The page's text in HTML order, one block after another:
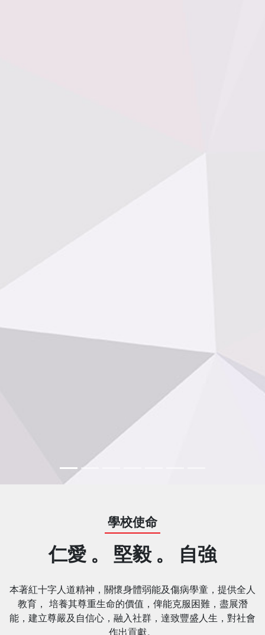
學校使命
仁愛 。 堅毅 。 自強
本著紅十字人道精神，關懷身體弱能及傷病學童，提供全人
教育， 培養其尊重生命的價值，俾能克服困難，盡展潛
能，建立尊嚴及自信心，融入社群，達致豐盛人生，對社會
作出貢獻。